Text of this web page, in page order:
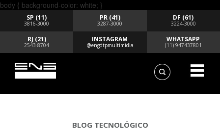
body { background-color: white; }
SP (11)
3816-3000
PR (41)
3287-3000
DF (61)
3224-3000
RJ (21)
2543-8704
INSTAGRAM
@engdtpmultimidia
WHATSAPP
(11) 947437801
BLOG TECNOLÓGICO